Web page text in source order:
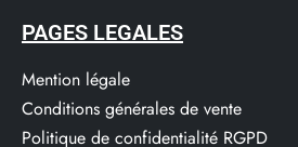
PAGES LEGALES
Mention légale
Conditions générales de vente
Politique de confidentialité RGPD